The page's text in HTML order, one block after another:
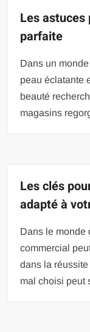
Les
parfaite
Dans un
peau éclatante
beauté
magasins
Les clés
adapté à
Dans le monde
commercial
dans la
mal choisi peut